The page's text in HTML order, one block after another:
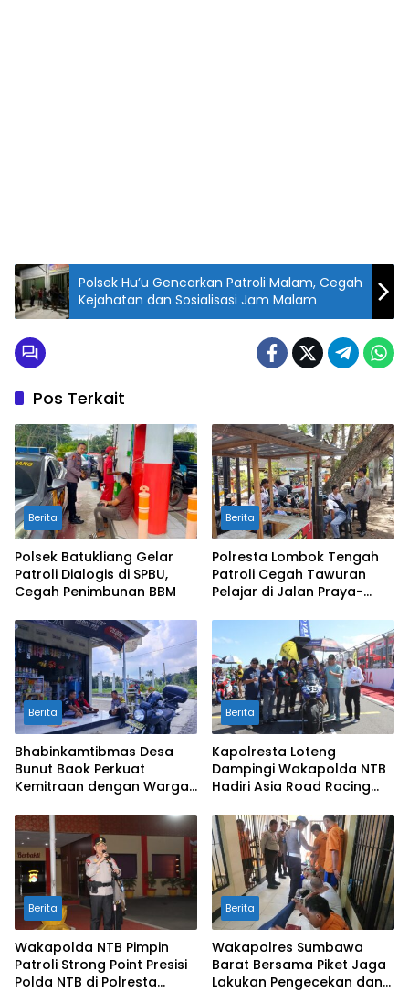
Polsek Hu’u Gencarkan Patroli Malam, Cegah
Kejahatan dan Sosialisasi Jam Malam
Pos Terkait
Berita
Polsek Batukliang Gelar
Patroli Dialogis di SPBU,
Cegah Penimbunan BBM
Berita
Polresta Lombok Tengah
Patroli Cegah Tawuran
Pelajar di Jalan Praya-
Berita
Bhabinkamtibmas Desa
Bunut Baok Perkuat
Kemitraan dengan Warga
Berita
Kapolresta Loteng
Dampingi Wakapolda NTB
Hadiri Asia Road Racing
Sirkuit Mandalika
Berita
Wakapolda NTB Pimpin
Patroli Strong Point Presisi
Polda NTB di Polresta
Berita
Wakapolres Sumbawa
Barat Bersama Piket Jaga
Lakukan Pengecekan dan